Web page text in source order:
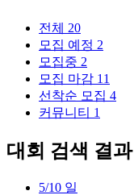
전체 20
모집 예정 2
모집중 2
모집 마감 11
선착순 모집 4
커뮤니티 1
대회 검색 결과
5/10 일